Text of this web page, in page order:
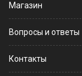
Магазин
Вопросы и ответы
Контакты